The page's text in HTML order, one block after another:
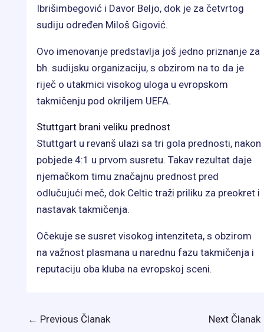
Ibrišimbegović i Davor Beljo, dok je za četvrtog
sudiju određen Miloš Gigović.
Ovo imenovanje predstavlja još jedno priznanje za
bh. sudijsku organizaciju, s obzirom na to da je
riječ o utakmici visokog uloga u evropskom
takmičenju pod okriljem UEFA.
Stuttgart brani veliku prednost
Stuttgart u revanš ulazi sa tri gola prednosti, nakon
pobjede 4:1 u prvom susretu. Takav rezultat daje
njemačkom timu značajnu prednost pred
odlučujući meč, dok Celtic traži priliku za preokret i
nastavak takmičenja.
Očekuje se susret visokog intenziteta, s obzirom
na važnost plasmana u narednu fazu takmičenja i
reputaciju oba kluba na evropskoj sceni.
← Previous Članak Next Članak